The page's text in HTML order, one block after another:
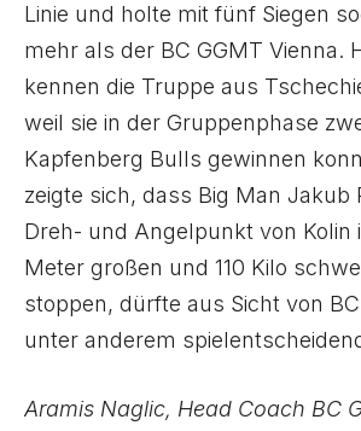
Linie und holte mit fünf Siegen
mehr als der BC GGMT Vienna.
kennen die Truppe aus
weil sie in der Gruppenphase
Kapfenberg Bulls gewinnen
zeigte sich, dass Big Man Jakub
Dreh- und Angelpunkt von Kolin
Meter großen und 110 Kilo
stoppen, dürfte aus Sicht von
unter anderem
Aramis Naglic, Head Coach BC